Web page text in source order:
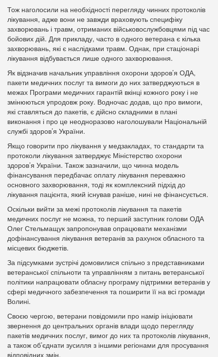
Тож наголосили на необхідності перегляду чинних протоколів
лікування, адже вони не завжди враховують специфіку
захворювань і травм, отриманих військовослужбовцями під час
бойових дій. Для прикладу, часто в одного ветерана є кілька
захворювань, які є наслідками травм. Однак, при стаціонарі
лікування відбувається лише одного захворювання.
Як відзначив начальник управління охорони здоров’я ОДА,
пакети медичних послуг та вимоги до них затверджуються в
межах Програми медичних гарантій вкінці кожного року і не
змінюються упродовж року. Водночас додав, що про вимоги,
які ставляться до пакетів, є дійсно складними в плані
виконання і про це неодноразово наголошували Національній
службі здоров’я України.
Якщо говорити про лікування у медзакладах, то стандарти та
протоколи лікування затверджує Міністерство охорони
здоров’я України. Також зазначили, що чинна модель
фінансування передбачає оплату лікування переважно
основного захворювання, тоді як комплексний підхід до
лікування пацієнта, який існував раніше, нині не фінансується.
Оскільки вийти за межі протоколів лікування та пакетів
медичних послуг не можна, то перший заступник голови ОДА
Олег Стельмащук запропонував опрацювати механізми
дофінансування лікування ветеранів за рахунок обласного та
місцевих бюджетів.
За підсумками зустрічі домовилися спільно з представниками
ветеранської спільноти та управлінням з питань ветеранської
політики напрацювати обласну програму підтримки ветеранів у
сфері медичного забезпечення та поширити її на всі громади
Волині.
Своєю чергою, ветерани повідомили про намір ініціювати
звернення до центральних органів влади щодо перегляду
пакетів медичних послуг, вимог до них та протоколів лікування,
а також об’єднати зусилля з іншими регіонами для просування
відповідних змін.